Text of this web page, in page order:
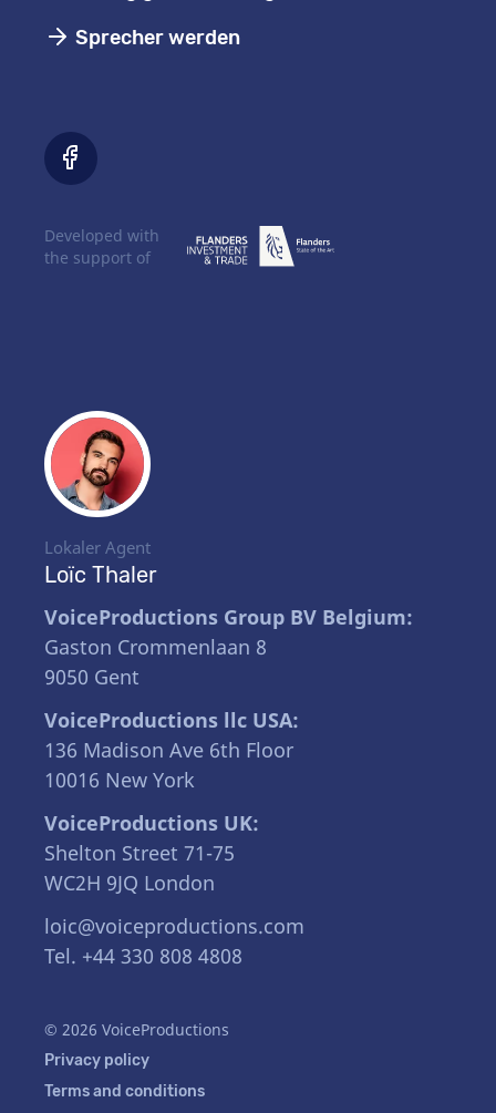
Sprecher werden
Lokaler Agent
Loïc Thaler
VoiceProductions Group BV Belgium:
Gaston Crommenlaan 8
9050 Gent
VoiceProductions llc USA:
136 Madison Ave 6th Floor
10016 New York
VoiceProductions UK:
Shelton Street 71-75
WC2H 9JQ London
loic@voiceproductions.com
Tel. +44 330 808 4808
© 2026 VoiceProductions
Privacy policy
Terms and conditions
Developed with
the support of